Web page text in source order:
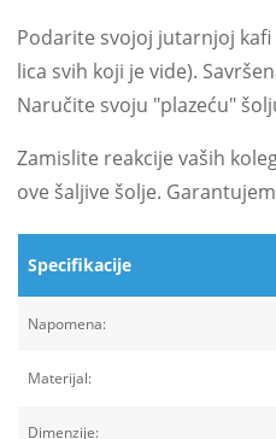
Podarite svojoj jutarnjoj kafi
lica svih koji je vide).
Naručite svoju "plazeću"
Zamislite reakcije vaših
ove šaljive šolje.
Specifikacije
Napomena:
Materijal:
Dimenzije: